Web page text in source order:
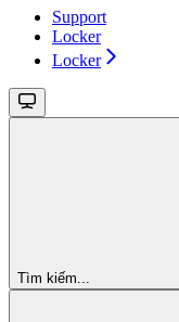
Support
Locker
Locker
Tìm kiếm...